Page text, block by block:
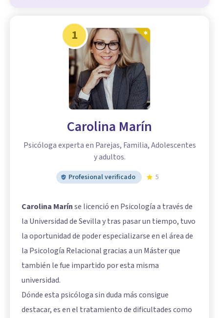
1
Carolina Marín
Psicóloga experta en Parejas, Familia, Adolescentes
y adultos.
Profesional verificado 5
Carolina Marínse licenció en Psicología a través de
la Universidad de Sevilla y tras pasar un tiempo, tuvo
la oportunidad de poder especializarse en el área de
la Psicología Relacional gracias a un Máster que
también le fue impartido por esta misma
universidad.
Dónde esta psicóloga sin duda más consigue
destacar, es en el tratamiento de dificultades como